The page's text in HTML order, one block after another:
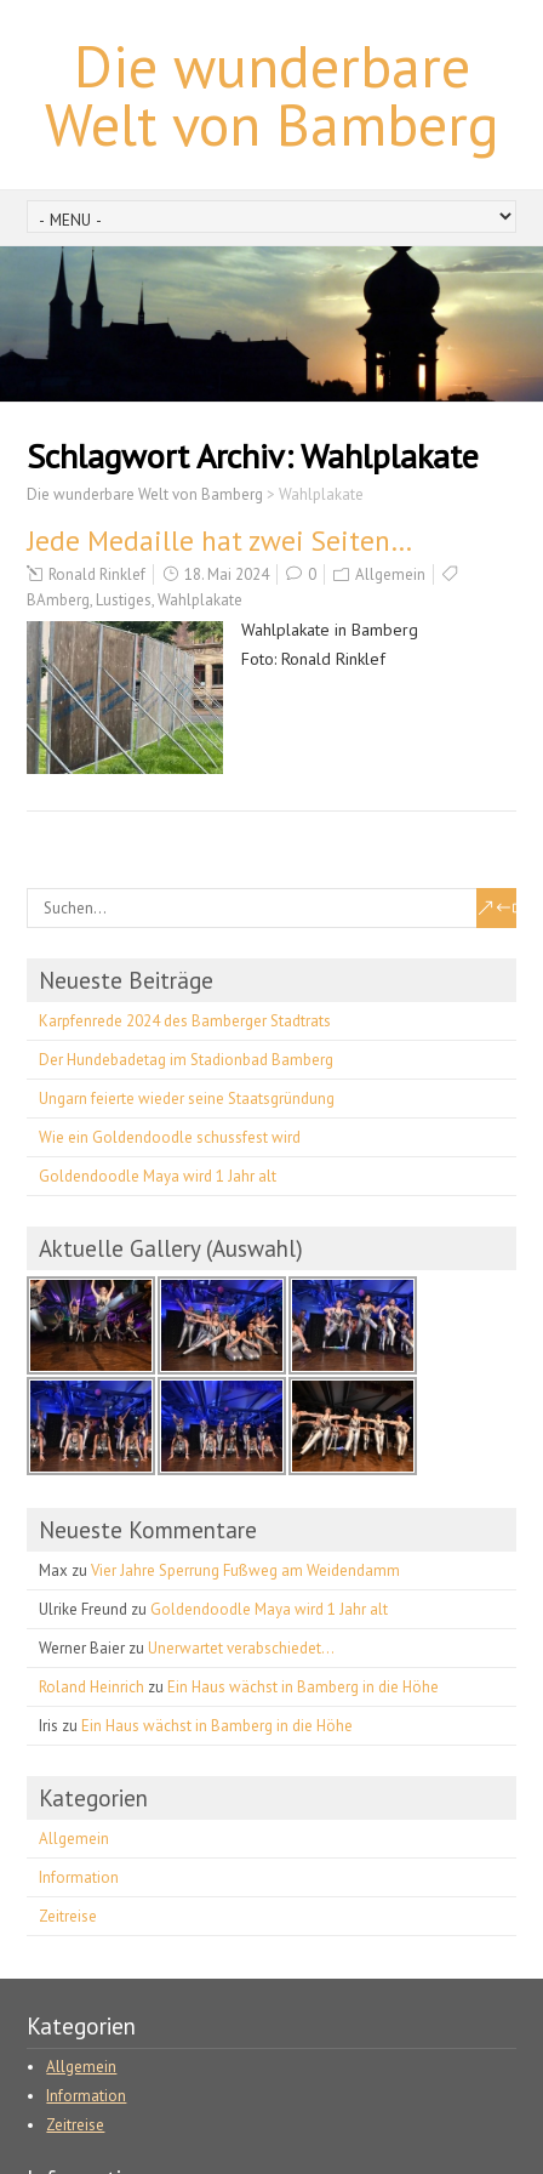
Die wunderbare
Welt von Bamberg
Schlagwort Archiv:Wahlplakate
Die wunderbare Welt von Bamberg >Wahlplakate
Jede Medaille hat zwei Seiten…
Ronald Rinklef 18. Mai 2024 0
Allgemein
BAmberg, Lustiges,Wahlplakate
Wahlplakate in Bamberg
Foto: Ronald Rinklef
Neueste Beiträge
Karpfenrede 2024 des Bamberger Stadtrats
Der Hundebadetag im Stadionbad Bamberg
Ungarn feierte wieder seine Staatsgründung
Wie ein Goldendoodle schussfest wird
Goldendoodle Maya wird 1 Jahr alt
Aktuelle Gallery (Auswahl)
Neueste Kommentare
Max zuVier Jahre Sperrung Fußweg am Weidendamm
Ulrike Freund zu Goldendoodle Maya wird 1 Jahr alt
Werner Baier zu Unerwartet verabschiedet…
Roland Heinrich zu Ein Haus wächst in Bamberg in die Höhe
Iris zu Ein Haus wächst in Bamberg in die Höhe
Kategorien
Allgemein
Information
Zeitreise
Kategorien
Allgemein
Information
Zeitreise